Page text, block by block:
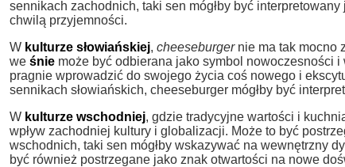
sennikach zachodnich, taki sen mógłby być
chwilą przyjemności.
W kulturze słowiańskiej, cheeseburgernie ma tak mocno
we śnie może być odbierana jako symbol nowoczesności
pragnie wprowadzić do swojego życia coś nowego i
sennikach słowiańskich, cheeseburger mógłby być
W kulturze wschodniej, gdzie tradycyjne wartości i
wpływ zachodniej kultury i globalizacji. Może to być
wschodnich, taki sen mógłby wskazywać na wewnętrzny
być również postrzegane jako znak otwartości na nowe